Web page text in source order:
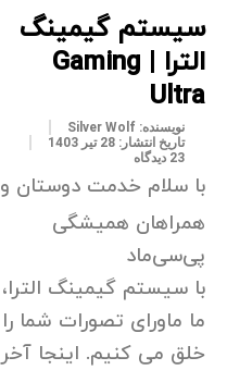
سیستم گیمینگ
الترا | Gaming
Ultra
نویسنده: Silver Wolf
تاریخ انتشار: 28 تیر 1403
23 دیدگاه
با سلام خدمت دوستان و
همراهان همیشگی
پی‌سی‌ماد
با سیستم گیمینگ الترا،
ما ماورای تصورات شما را
خلق می کنیم. اینجا آخر